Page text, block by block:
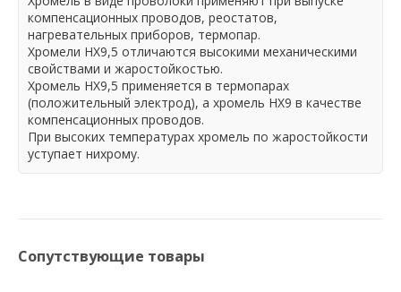
компенсационных проводов, реостатов,
нагревательных приборов, термопар.
Хромели НХ9,5 отличаются высокими механическими
свойствами и жаростойкостью.
Хромель НХ9,5 применяется в термопарах
(положительный электрод), а хромель НХ9 в качестве
компенсационных проводов.
При высоких температурах хромель по жаростойкости
уступает нихрому.
Сопутствующие товары